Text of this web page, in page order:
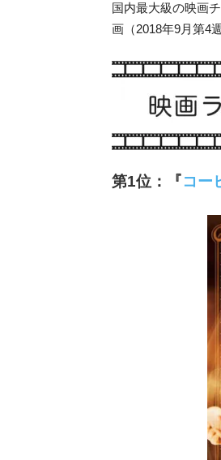
国内最大級の映画
画（2018年9月第4
第1位：『コー